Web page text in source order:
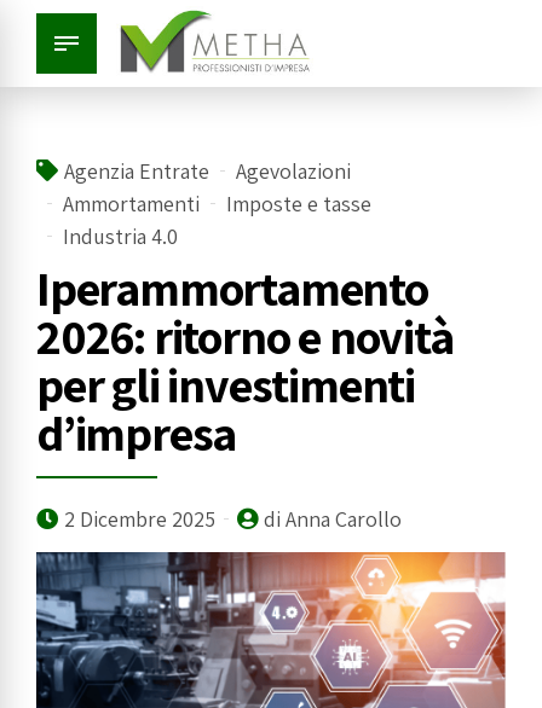
Agenzia Entrate
Agevolazioni
Ammortamenti
Imposte e tasse
Industria 4.0
Iperammortamento
2026: ritorno e novità
per gli investimenti
d’impresa
2 Dicembre 2025 di Anna Carollo